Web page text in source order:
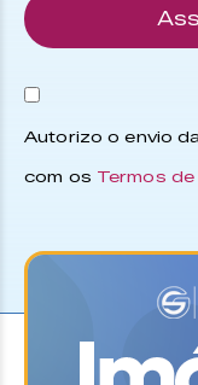
Autorizo o envio
com os Termos de